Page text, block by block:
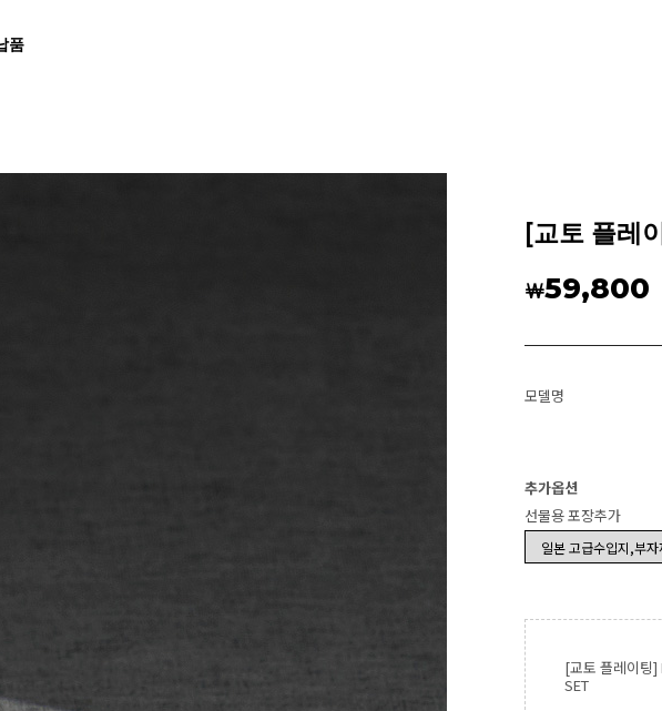
품
[교토 플레
￦59,800
모델명
추가옵션
선물용 포장추가
[교토 플레이팅
SET